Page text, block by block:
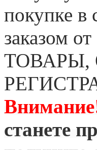
покупке в
заказом
ТОВАРЫ,
станете